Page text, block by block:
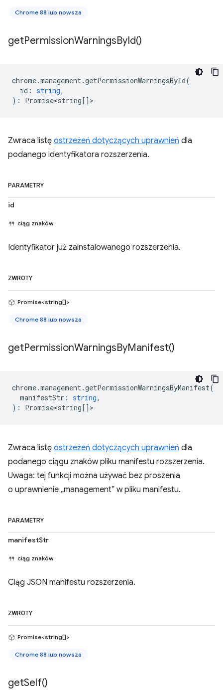
Chrome 88 lub nowsza
getPermissionWarningsById()
chrome.management.getPermissionWarningsById(
id : string,
) : Promise<string[]>
Zwraca listę ostrzeżeń dotyczących uprawnień dla
podanego identyfikatora rozszerzenia.
PARAMETRY
id
ciąg znaków
Identyfikator już zainstalowanego rozszerzenia.
ZWROTY
Promise<string[]>
Chrome 88 lub nowsza
getPermissionWarningsByManifest()
chrome.management.getPermissionWarningsByManifest(
manifestStr : string,
) : Promise<string[]>
Zwraca listę ostrzeżeń dotyczących uprawnień dla
podanego ciągu znaków pliku manifestu rozszerzenia.
Uwaga: tej funkcji można używać bez proszenia
o uprawnienie „management” w pliku manifestu.
PARAMETRY
manifestStr
ciąg znaków
Ciąg JSON manifestu rozszerzenia.
ZWROTY
Promise<string[]>
Chrome 88 lub nowsza
getSelf()